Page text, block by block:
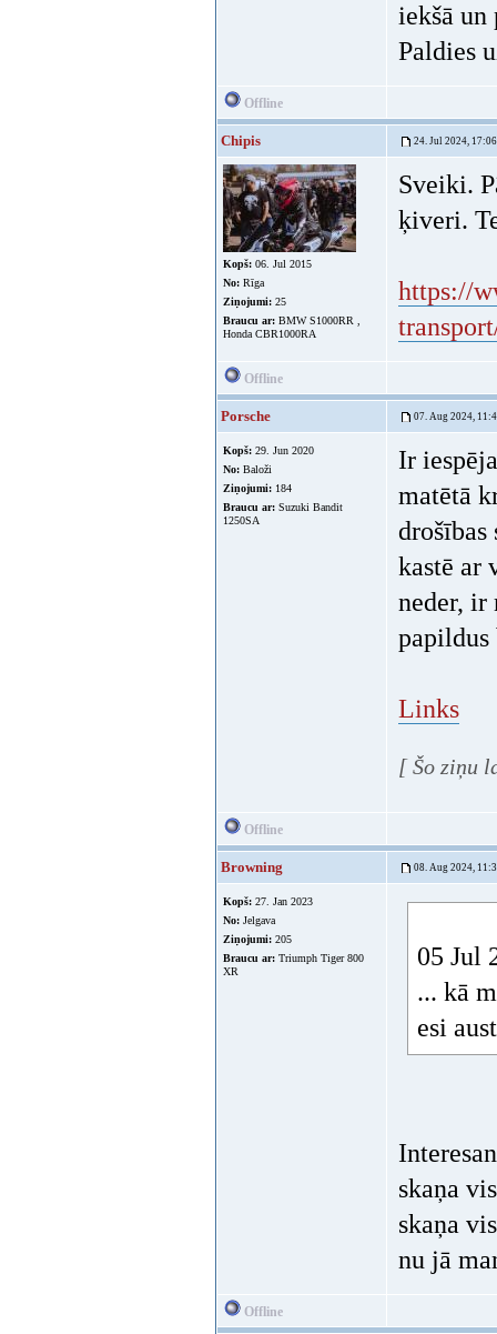
iekšā un
Paldies
Offline
Chipis 24. Jul 2024, 17:06
Kopš: 06. Jul 2015
No: Rīga
Ziņojumi: 25
Braucu ar: BMW S1000RR ,
Honda CBR1000RA
Sveiki.
ķiveri.
https://
Offline
Porsche 07. Aug 2024,
Kopš: 29. Jun 2020
No: Baloži
Ziņojumi: 184
Braucu ar: Suzuki Bandit
1250SA
Ir
matētā
kastē ar
neder, ir
papildus
Links
[ Šo ziņu
Offline
Browning 08. Aug 2024,
Kopš: 27. Jan 2023
No: Jelgava
Ziņojumi: 205
Braucu ar: Triumph Tiger 800
XR
05 Jul
... kā
esi
skaņa
skaņa
nu jā
Offline